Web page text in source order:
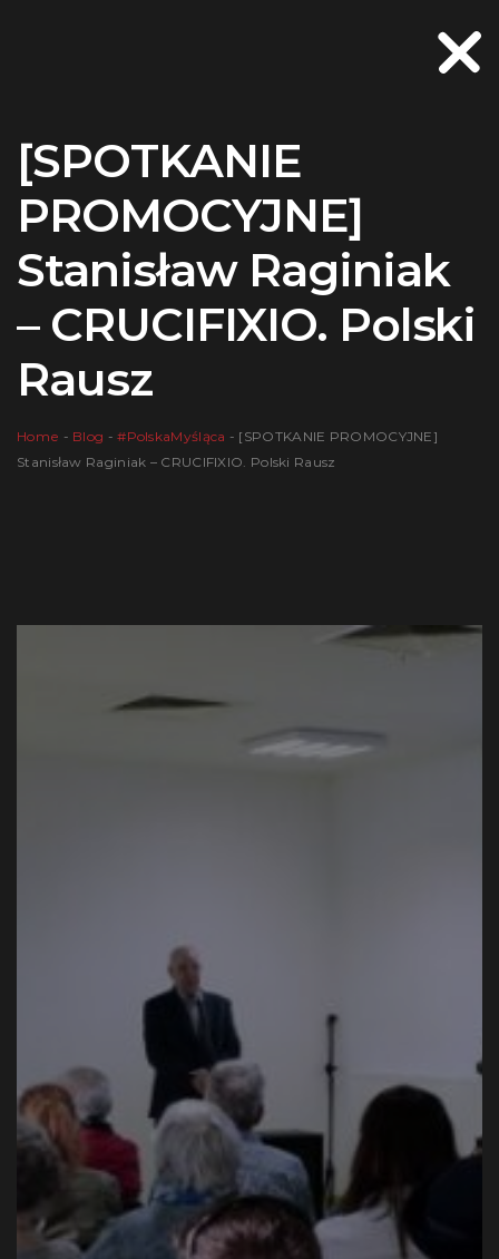
[SPOTKANIE
PROMOCYJNE]
Stanisław Raginiak
– CRUCIFIXIO. Polski
Rausz
Home - Blog - #PolskaMyśląca - [SPOTKANIE PROMOCYJNE]
Stanisław Raginiak – CRUCIFIXIO. Polski Rausz